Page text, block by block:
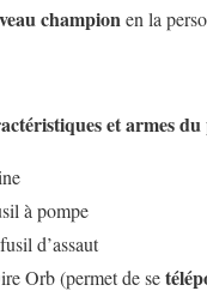
championen la
et armes
à pompe
d’assaut
Orb (permet de se